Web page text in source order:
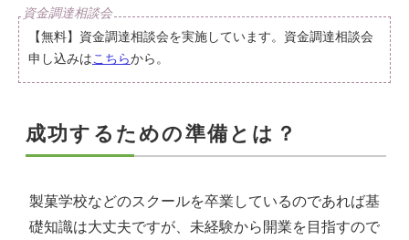
【無料】資金調達相談会を実施しています。資金調達相談会
申し込みはこちらから。
成功するための準備とは？
製菓学校などのスクールを卒業しているのであれば基
礎知識は大丈夫ですが、未経験から開業を目指すので